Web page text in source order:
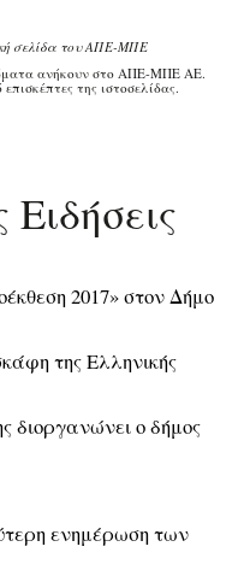
σελίδα του ΑΠΕ-ΜΠΕ
ανήκουν στο ΑΠΕ-ΜΠΕ ΑΕ.
της ιστοσελίδας.
2017» στον Δήμο
της Ελληνικής
διοργανώνει ο δήμος
ενημέρωση των